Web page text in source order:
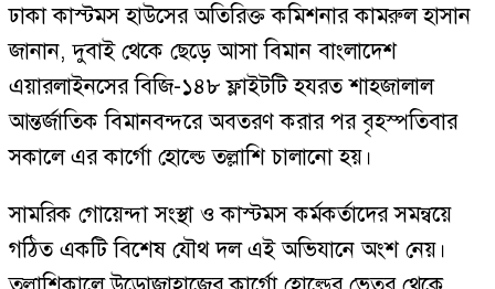
ঢাকা কাস্টমস হাউসের অতিরিক্ত কমিশনার কামরুল হাসান
জানান, দুবাই থেকে ছেড়ে আসা বিমান বাংলাদেশ
এয়ারলাইনসের বিজি-১৪৮ ফ্লাইটটি হযরত শাহজালাল
আন্তর্জাতিক বিমানবন্দরে অবতরণ করার পর বৃহস্পতিবার
সকালে এর কার্গো হোল্ডে তল্লাশি চালানো হয়।
সামরিক গোয়েন্দা সংস্থা ও কাস্টমস কর্মকর্তাদের সমন্বয়ে
গঠিত একটি বিশেষ যৌথ দল এই অভিযানে অংশ নেয়।